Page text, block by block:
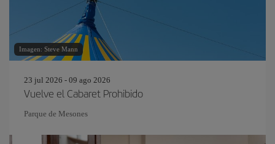
Imagen: Steve Mann
23 jul 2026 - 09 ago 2026
Vuelve el Cabaret Prohibido
Parque de Mesones